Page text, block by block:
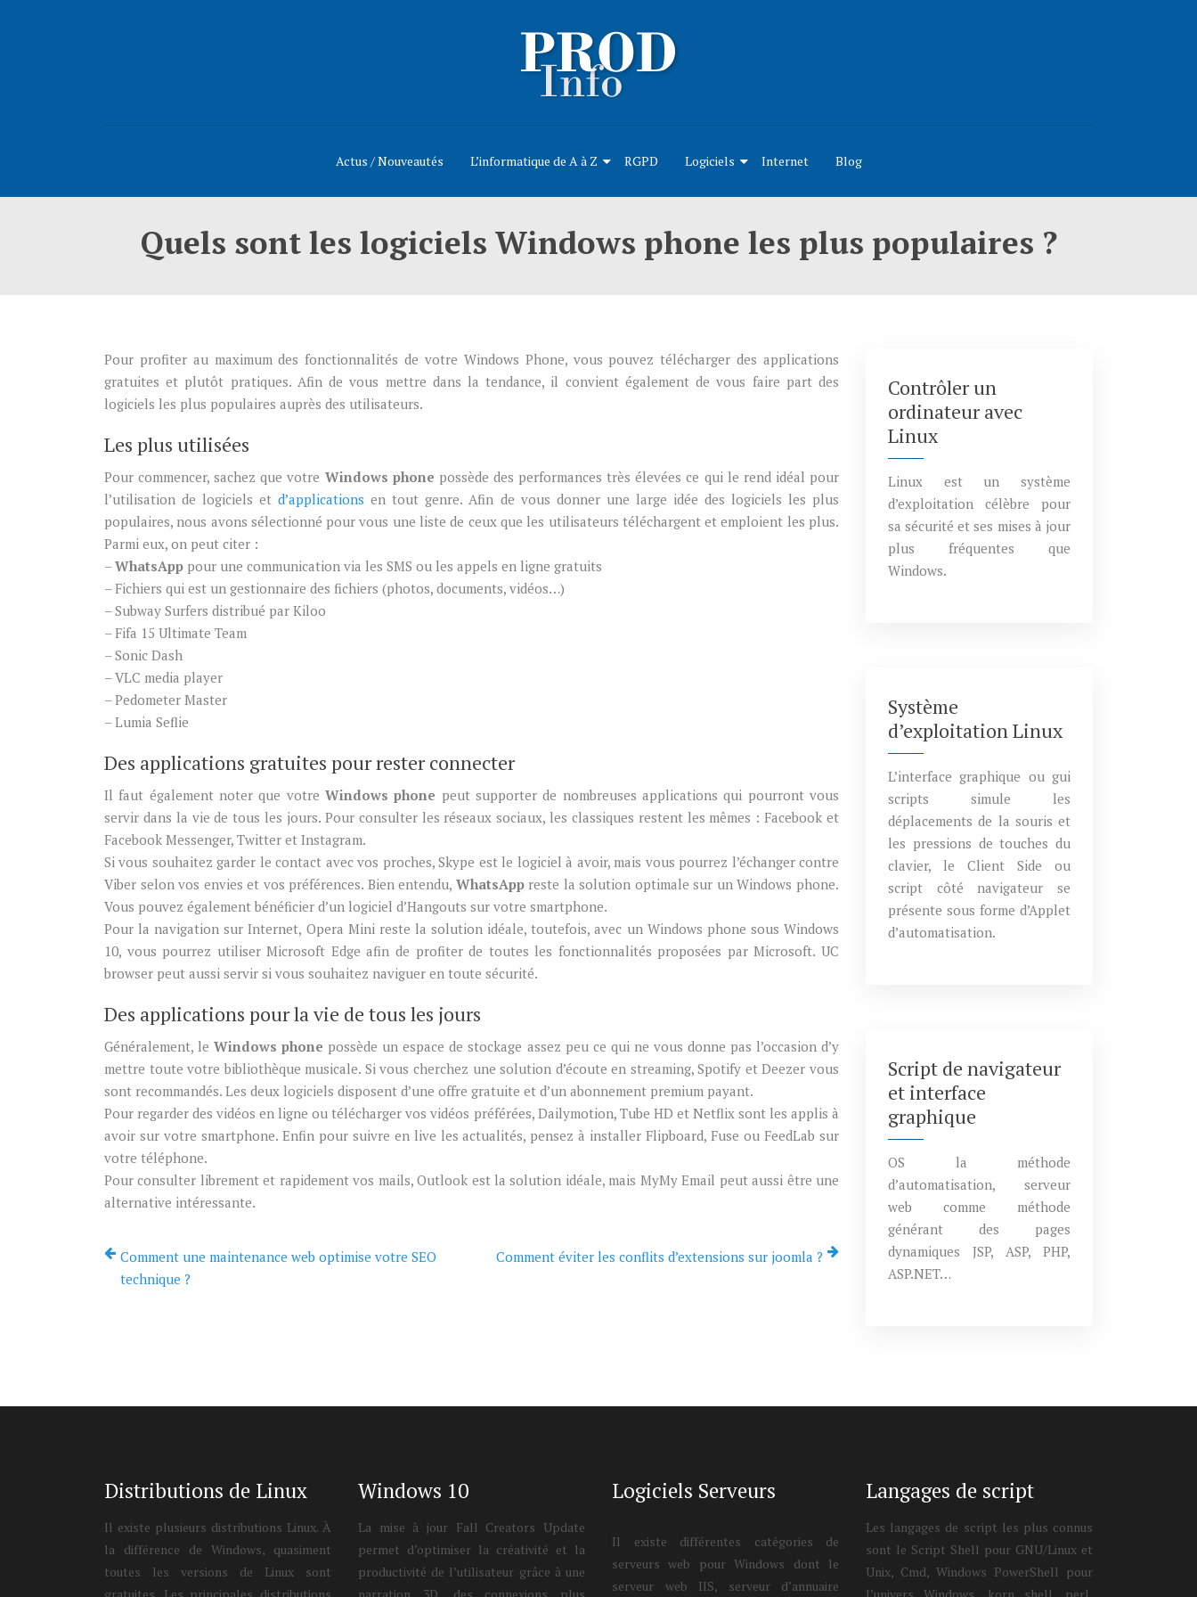
Actus / Nouveautés L’informatique de A à Z RGPD Logiciels Internet Blog
Quels sont les logiciels Windows phone les plus populaires ?
Pour profiter au maximum des fonctionnalités de votre Windows Phone, vous pouvez télécharger des applications
gratuites et plutôt pratiques. Afin de vous mettre dans la tendance, il convient également de vous faire part des
logiciels les plus populaires auprès des utilisateurs.
Les plus utilisées
Pour commencer, sachez que votre Windows phone possède des performances très élevées ce qui le rend idéal pour
l’utilisation de logiciels etd’applicationsen tout genre. Afin de vous donner une large idée des logiciels les plus
populaires, nous avons sélectionné pour vous une liste de ceux que les utilisateurs téléchargent et emploient les plus.
Parmi eux, on peut citer :
–WhatsApp pour une communication via les SMS ou les appels en ligne gratuits
– Fichiers qui est un gestionnaire des fichiers (photos, documents, vidéos…)
– Subway Surfers distribué par Kiloo
– Fifa 15 Ultimate Team
– Sonic Dash
– VLC media player
– Pedometer Master
– Lumia Seflie
Des applications gratuites pour rester connecter
Il faut également noter que votre Windows phone peut supporter de nombreuses applications qui pourront vous
servir dans la vie de tous les jours. Pour consulter les réseaux sociaux, les classiques restent les mêmes : Facebook et
Facebook Messenger, Twitter et Instagram.
Si vous souhaitez garder le contact avec vos proches, Skype est le logiciel à avoir, mais vous pourrez l’échanger contre
Viber selon vos envies et vos préférences. Bien entendu, WhatsAppreste la solution optimale sur un Windows phone.
Vous pouvez également bénéficier d’un logiciel d’Hangouts sur votre smartphone.
Pour la navigation sur Internet, Opera Mini reste la solution idéale, toutefois, avec un Windows phone sous Windows
10, vous pourrez utiliser Microsoft Edge afin de profiter de toutes les fonctionnalités proposées par Microsoft. UC
browser peut aussi servir si vous souhaitez naviguer en toute sécurité.
Des applications pour la vie de tous les jours
Généralement, leWindows phone possède un espace de stockage assez peu ce qui ne vous donne pas l’occasion d’y
mettre toute votre bibliothèque musicale. Si vous cherchez une solution d’écoute en streaming, Spotify et Deezer vous
sont recommandés. Les deux logiciels disposent d’une offre gratuite et d’un abonnement premium payant.
Pour regarder des vidéos en ligne ou télécharger vos vidéos préférées, Dailymotion, Tube HD et Netflix sont les applis à
avoir sur votre smartphone. Enfin pour suivre en live les actualités, pensez à installer Flipboard, Fuse ou FeedLab sur
votre téléphone.
Pour consulter librement et rapidement vos mails, Outlook est la solution idéale, mais MyMy Email peut aussi être une
alternative intéressante.
Comment une maintenance web optimise votre SEO
technique ?
Comment éviter les conflits d’extensions sur joomla ?
Contrôler un
ordinateur avec
Linux
Linux est un système
d’exploitation célèbre pour
sa sécurité et ses mises à jour
plus fréquentes que
Windows.
Système
d’exploitation Linux
L’interface graphique ou gui
scripts simule les
déplacements de la souris et
les pressions de touches du
clavier, le Client Side ou
script côté navigateur se
présente sous forme d’Applet
d’automatisation.
Script de navigateur
et interface
graphique
OS la méthode
d’automatisation, serveur
web comme méthode
générant des pages
dynamiques JSP, ASP, PHP,
ASP.NET…
Distributions de Linux
Il existe plusieurs distributions Linux. À
la différence de Windows, quasiment
toutes les versions de Linux sont
Windows 10
La mise à jour Fall Creators Update
permet d’optimiser la créativité et la
productivité de l’utilisateur grâce à une
Logiciels Serveurs
Il existe différentes catégories de
serveurs web pour Windows dont le
serveur web IIS, serveur d’annuaire
Langages de script
Les langages de script les plus connus
sont le Script Shell pour GNU/Linux et
Unix, Cmd, Windows PowerShell pour